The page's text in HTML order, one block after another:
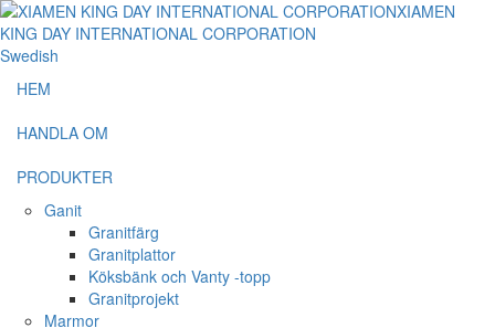
Swedish
HEM
HANDLA OM
PRODUKTER
Ganit
Granitfärg
Granitplattor
Köksbänk och Vanty -topp
Granitprojekt
Marmor